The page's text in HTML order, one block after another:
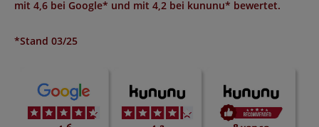
mit 4,6 bei Google* und mit 4,2 bei kununu* bewertet.
*Stand 03/25